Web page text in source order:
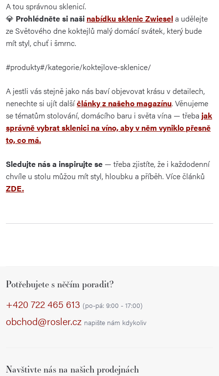
A tou správnou sklenicí.
💎 Prohlédněte si naši nabídku sklenic Zwiesela udělejte
ze Světového dne koktejlů malý domácí svátek, který bude
mít styl, chuť i šmrnc.
#produkty#/kategorie/koktejlove-sklenice/
A jestli vásstejně jako nás bavíobjevovat krásu vdetailech,
nenechtesi ujítdalšíčlánkyz našeho magazínu. Věnujeme
setématůmstolování,domácího baru i světa vína — třeba jak
správněvybratsklenici na víno,abyv něm vyniklo přesně
to,co má.
Sledujte nása inspirujtese — třeba zjistíte,že i každodenní
chvíle u stolu můžou mítstyl, hloubku a příběh. Více článků
ZDE.
Potřebujete s něčím poradit?
+420 722 465 613 (po-pá: 9:00 - 17:00)
obchod@rosler.cz napište nám kdykoliv
Navštivte nás na našich prodejnách